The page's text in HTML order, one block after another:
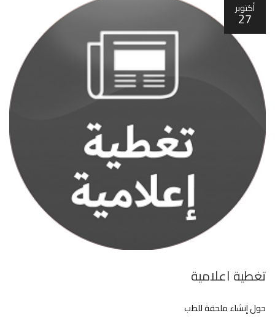
أكتوبر
27
تغطية اعلامية
حول إنشاء ملحقة للطب